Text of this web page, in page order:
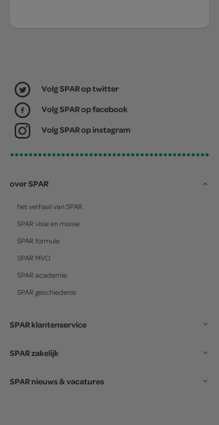
Volg SPAR op twitter
Volg SPAR op facebook
Volg SPAR op instagram
over SPAR
het verhaal van SPAR
SPAR visie en missie
SPAR formule
SPAR MVO
SPAR academie
SPAR geschiedenis
SPAR klantenservice
SPAR zakelijk
SPAR nieuws & vacatures